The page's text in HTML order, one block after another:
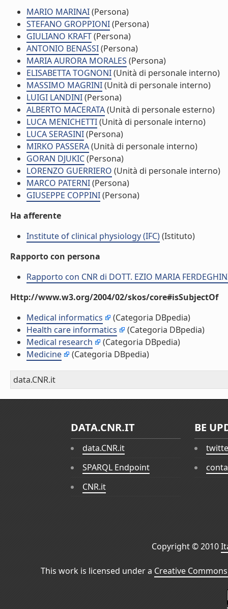
MARIO MARINAI(Persona)
STEFANO GROPPIONI(Persona)
GIULIANO KRAFT(Persona)
ANTONIO BENASSI(Persona)
MARIA AURORA MORALES (Persona)
ELISABETTA TOGNONI(Unità di personale interno)
MASSIMO MAGRINI(Unità di personale interno)
LUIGI LANDINI(Persona)
ALBERTO MACERATA(Unità di personale esterno)
LUCA MENICHETTI(Unità di personale interno)
LUCA SERASINI(Persona)
MIRKO PASSERA(Unità di personale interno)
GORAN DJUKIC(Persona)
LORENZO GUERRIERO (Unità di personale interno)
MARCO PATERNI(Persona)
GIUSEPPE COPPINI(Persona)
Ha afferente
Institute of clinical physiology (IFC)(Istituto)
Rapporto con persona
Rapporto con CNR di DOTT. EZIO MARIA
Http://www.w3.org/2004/02/skos/core#isSubjectOf
Medical informatics
(Categoria DBpedia)
Health care informatics
(Categoria DBpedia)
Medical research
(Categoria DBpedia)
Medicine
(Categoria DBpedia)
data.CNR.it
DATA.CNR.IT
data.CNR.it
SPARQL Endpoint
CNR.it
BE
Copyright © 2010
This work is licensed under a Creative